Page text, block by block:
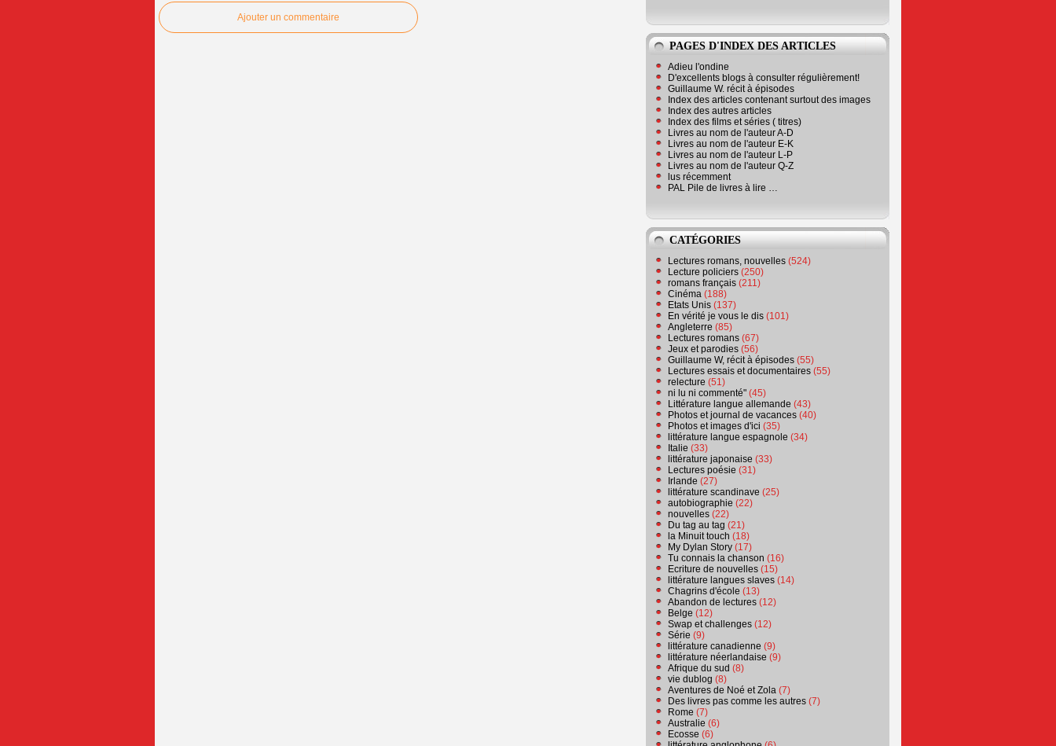
Ajouter un commentaire
PAGES D'INDEX DES ARTICLES
Adieu l'ondine
D'excellents blogs à consulter régulièrement!
Guillaume W. récit à épisodes
Index des articles contenant surtout des images
Index des autres articles
Index des films et séries ( titres)
Livres au nom de l'auteur A-D
Livres au nom de l'auteur E-K
Livres au nom de l'auteur L-P
Livres au nom de l'auteur Q-Z
lus récemment
PAL Pile de livres à lire …
CATÉGORIES
Lectures romans, nouvelles (524)
Lecture policiers (250)
romans français (211)
Cinéma (188)
Etats Unis (137)
En vérité je vous le dis (101)
Angleterre (85)
Lectures romans (67)
Jeux et parodies (56)
Guillaume W, récit à épisodes (55)
Lectures essais et documentaires (55)
relecture (51)
ni lu ni commenté" (45)
Littérature langue allemande (43)
Photos et journal de vacances (40)
Photos et images d'ici (35)
littérature langue espagnole (34)
Italie (33)
littérature japonaise (33)
Lectures poésie (31)
Irlande (27)
littérature scandinave (25)
autobiographie (22)
nouvelles (22)
Du tag au tag (21)
la Minuit touch (18)
My Dylan Story (17)
Tu connais la chanson (16)
Ecriture de nouvelles (15)
littérature langues slaves (14)
Chagrins d'école (13)
Abandon de lectures (12)
Belge (12)
Swap et challenges (12)
Série (9)
littérature canadienne (9)
littérature néerlandaise (9)
Afrique du sud (8)
vie dublog (8)
Aventures de Noé et Zola (7)
Des livres pas comme les autres (7)
Rome (7)
Australie (6)
Ecosse (6)